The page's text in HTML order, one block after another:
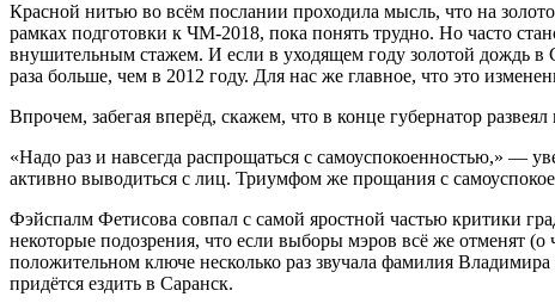
Красной нитью во всём послании проходила мысль, что на
рамках подготовки к ЧМ-2018, пока понять трудно. Но часто
внушительным стажем. И если в уходящем году золотой дождь в
раза больше, чем в 2012 году. Для нас же главное, что это
Впрочем, забегая вперёд, скажем, что в конце губернатор
«Надо раз и навсегда распрощаться с самоуспокоенностью,» —
активно выводиться с лиц. Триумфом же прощания с
Фэйспалм Фетисова совпал с самой яростной частью критики
некоторые подозрения, что если выборы мэров всё же отменят
положительном ключе несколько раз звучала фамилия
придётся ездить в Саранск.